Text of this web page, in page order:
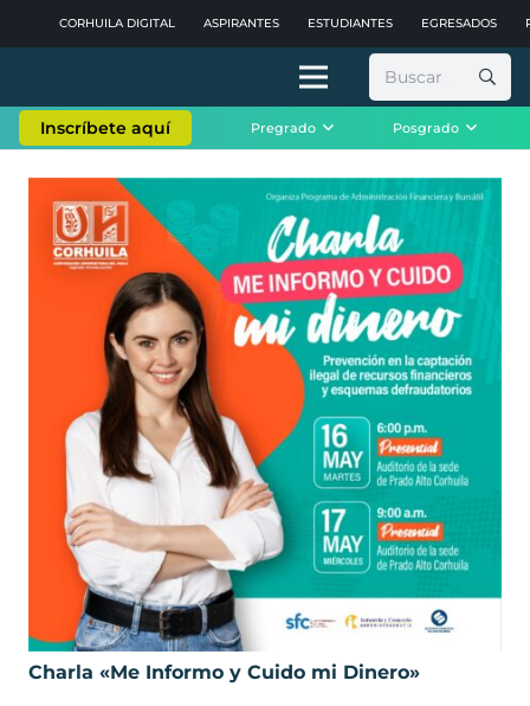
CORHUILA DIGITAL ASPIRANTES ESTUDIANTES EGRESADOS
Buscar:
Inscríbete aquí Pregrado Posgrado
Charla «Me Informo y Cuido mi Dinero»